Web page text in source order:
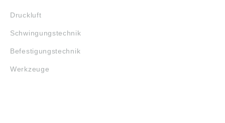
Druckluft
Schwingungstechnik
Befestigungstechnik
Werkzeuge